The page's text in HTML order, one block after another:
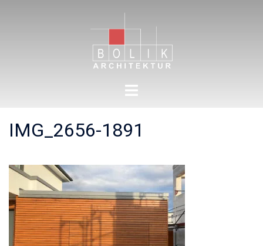
Menü
IMG_2656-1891